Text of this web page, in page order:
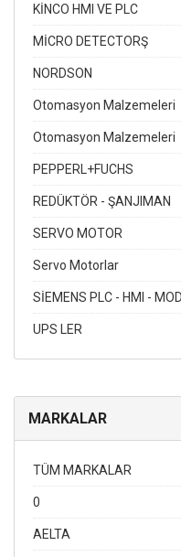
KİNCO HMI VE PLC
MİCRO DETECTORŞ
NORDSON
Otomasyon Malzemeleri
Otomasyon Malzemeleri
PEPPERL+FUCHS
REDÜKTÖR - ŞANJIMAN
SERVO MOTOR
Servo Motorlar
SİEMENS PLC - HMI -
UPS LER
MARKALAR
TÜM MARKALAR
0
AELTA